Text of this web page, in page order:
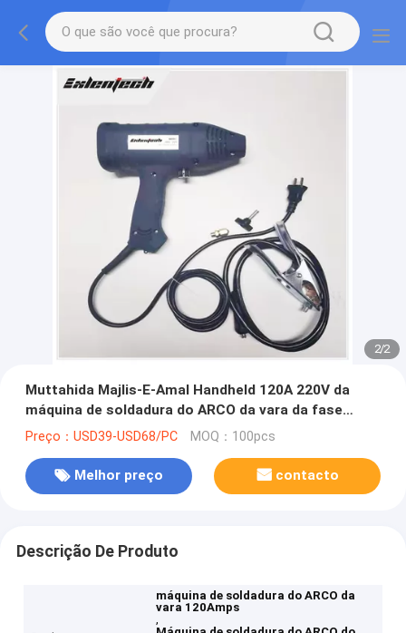
2/2
Muttahida Majlis-E-Amal Handheld 120A 220V da
máquina de soldadura do ARCO da vara da fase
monofásica
Preço：USD39-USD68/PC MOQ：100pcs
Melhor preço contacto
Descrição De Produto
máquina de soldadura do ARCO da
vara 120Amps
,